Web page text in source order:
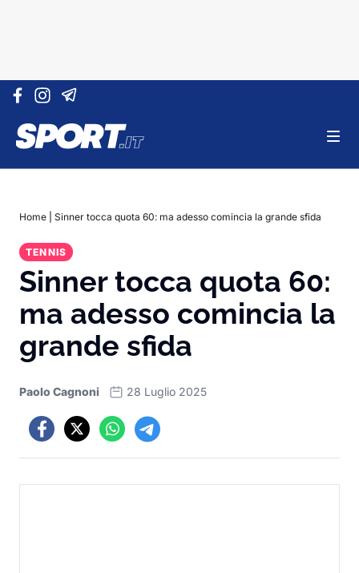
Vai al contenuto
Home Sinner tocca quota 60: ma adesso comincia la grande sfida
TENNIS
Sinner tocca quota 60:
ma adesso comincia la
grande sfida
Paolo Cagnoni 28 Luglio 2025